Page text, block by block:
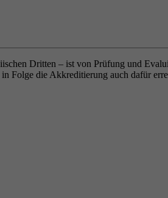
Dritten – ist von Prüfung und
Folge die Akkreditierung auch dafür